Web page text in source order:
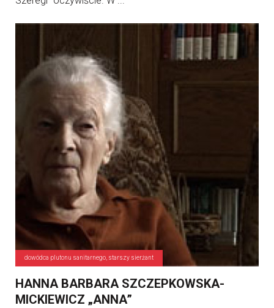
dowódca plutonu sanitarnego, starszy sierżant
HANNA BARBARA SZCZEPKOWSKA-
MICKIEWICZ „ANNA”